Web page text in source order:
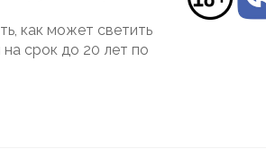
как может светить
срок до 20 лет по